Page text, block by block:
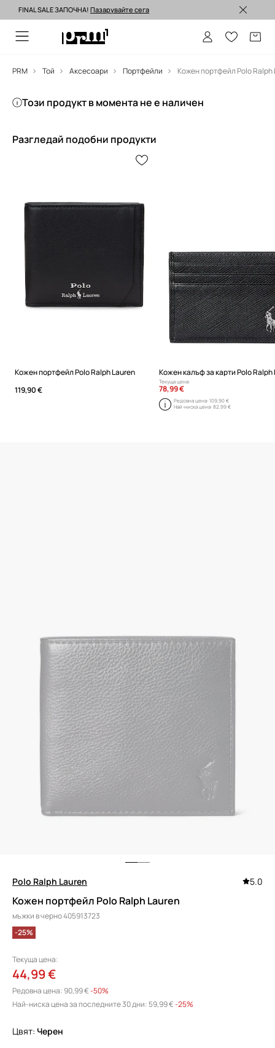
Изпращане до 24 часа >
FINAL SALE ЗАПОЧНА! Пазарувайте сега
PRM Той Аксесоари Портфейли Кожен портфейл Polo Ralph
Този продукт в момента не е наличен
Разгледай подобни продукти
Кожен портфейл Polo Ralph Lauren
119,90 €
Текуща цена:
78,99 €
Редовна цена: 109,90 €
Най-ниска цена: 82,99 €
Polo Ralph Lauren 5.0
Кожен портфейл Polo Ralph Lauren
мъжки в черно 405913723
-25%
Текуща цена:
44,99 €
Редовна цена: 90,99 €-50%
Най-ниска цена за последните 30 дни: 59,99 € -25%
Цвят: черен